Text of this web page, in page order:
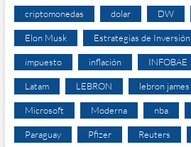
criptomonedas dolar DW
Elon Musk Estrategias de Inversión
impuesto inflación INFOBAE
Latam LEBRON lebron james
Microsoft Moderna nba
Paraguay Pfizer Reuters